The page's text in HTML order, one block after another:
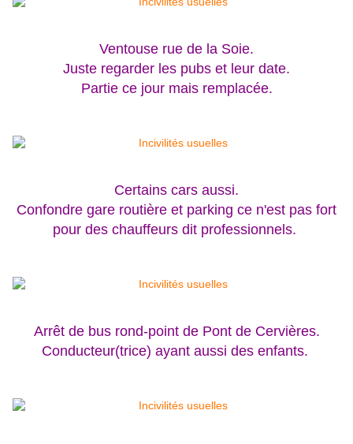
Ventouse rue de la Soie.
Juste regarder les pubs et leur date.
Partie ce jour mais remplacée.
Certains cars aussi.
Confondre gare routière et parking ce n'est pas fort
pour des chauffeurs dit professionnels.
Arrêt de bus rond-point de Pont de Cervières.
Conducteur(trice) ayant aussi des enfants.